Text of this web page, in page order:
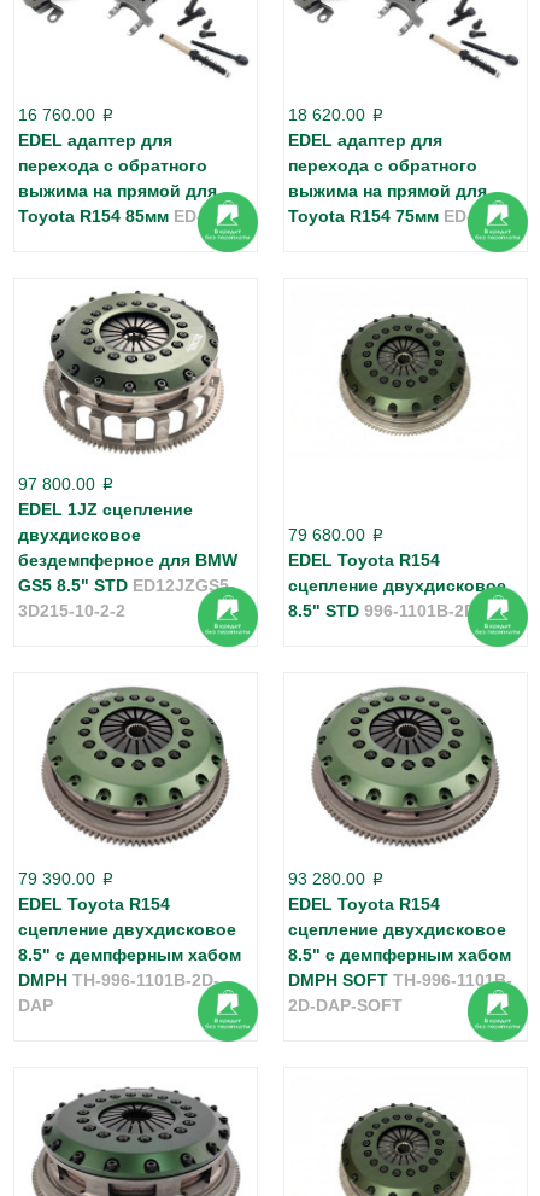
16 760.00 p
EDEL адаптер для
перехода с обратного
выжима на прямой для
Toyota R154 85мм ED-010
18 620.00 p
EDEL адаптер для
перехода с обратного
выжима на прямой для
Toyota R154 75мм ED-011
97 800.00 p
EDEL 1JZ сцепление
двухдисковое
бездемпферное для BMW
GS5 8.5" STD ED12JZGS5-
3D215-10-2-2
79 680.00 p
EDEL Toyota R154
сцепление двухдисковое
8.5" STD 996-1101B-2D
79 390.00 p
EDEL Toyota R154
сцепление двухдисковое
8.5" с демпферным хабом
DMPH TH-996-1101B-2D-
DAP
93 280.00 p
EDEL Toyota R154
сцепление двухдисковое
8.5" с демпферным хабом
DMPH SOFT TH-996-1101B-
2D-DAP-SOFT